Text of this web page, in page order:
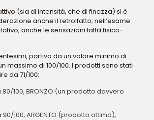
(sia di intensità, che di finezza) si è
anche il retrolfatto; nell’esame
anche le sensazioni tattili fisico-
partiva da un valore minimo di
massimo di 100/100. I prodotti sono stati
da 71/100:
80/100, BRONZO (un prodotto davvero
90/100, ARGENTO (prodotto ottimo),